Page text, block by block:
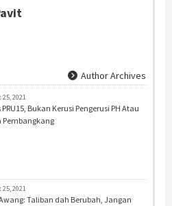
Author Archives
2021
PRU15, Bukan Kerusi Pengerusi PH Atau
Pembangkang
2021
Taliban dah Berubah, Jangan